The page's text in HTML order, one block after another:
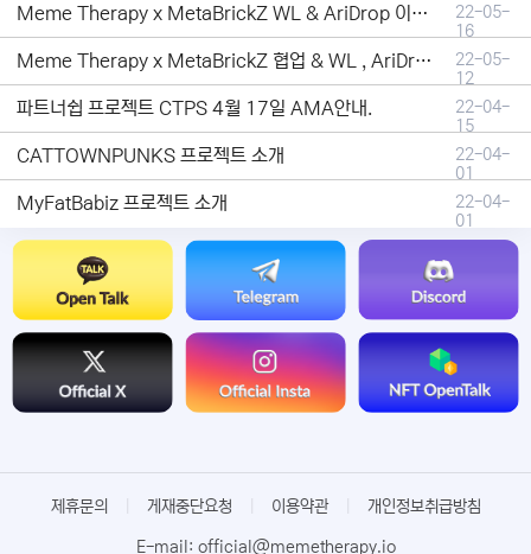
Meme Therapy x MetaBrickZ WL & AriDrop 이벤트 결과안내!
22-05-
16
Meme Therapy x MetaBrickZ 협업 & WL , AriDrop 이벤트 안내
22-05-
12
파트너쉽 프로젝트 CTPS 4월 17일 AMA안내.
22-04-
15
CATTOWNPUNKS 프로젝트 소개
22-04-
01
MyFatBabiz 프로젝트 소개
22-04-
01
제휴문의 게재중단요청 이용약관 개인정보취급방침
E-mail: official@memetherapy.io